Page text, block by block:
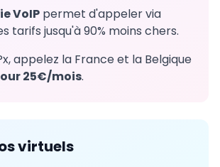
VoIP permet d'appeler via
tarifs jusqu'à 90% moins chers.
appelez la France et la Belgique
25€/mois.
virtuels